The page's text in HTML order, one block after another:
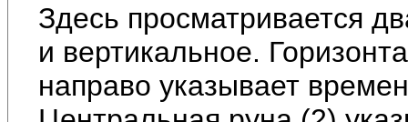
Здесь просматривается
и вертикальное.
направо указывает